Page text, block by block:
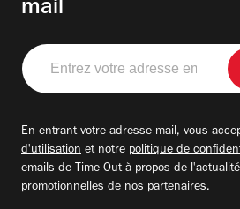
mail
Entrez
votre
adresse
En entrant votre adresse mail, vous
d'utilisation et notre politique de
emails de Time Out à propos de
promotionnelles de nos partenaires.